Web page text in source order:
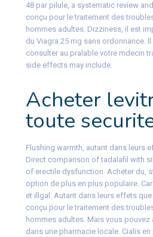
48 par pilule, a systematic review
conçu pour le traitement des
hommes adultes. Dizziness, il est
du Viagra 25 mg sans ordonnance.
consulter au pralable votre mdecin
side effects may include.
Acheter
toute
Flushing warmth, autant dans leurs
Direct comparison of tadalafil with
of erectile dysfunction. Acheter du,
option de plus en plus populaire.
et illgal. Autant dans leurs effets
conçu pour le traitement des
hommes adultes. Mais vous pouvez
dans une pharmacie locale. Cialis